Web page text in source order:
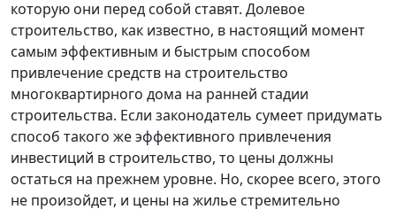
которую они перед собой ставят. Долевое
строительство, как известно, в настоящий момент
самым эффективным и быстрым способом
привлечение средств на строительство
многоквартирного дома на ранней стадии
строительства. Если законодатель сумеет придумать
способ такого же эффективного привлечения
инвестиций в строительство, то цены должны
остаться на прежнем уровне. Но, скорее всего, этого
не произойдет, и цены на жилье стремительно